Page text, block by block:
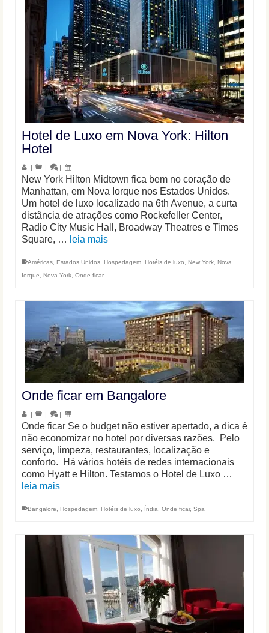
Hotel de Luxo em Nova York: Hilton
Hotel
| | |
New York Hilton Midtown fica bem no coração de
Manhattan, em Nova Iorque nos Estados Unidos.
Um hotel de luxo localizado na 6th Avenue, a curta
distância de atrações como Rockefeller Center,
Radio City Music Hall, Broadway Theatres e Times
Square, … leia mais
Américas Estados Unidos Hospedagem Hotéis de luxo New York Nova
Iorque
Nova York Onde ficar
Onde ficar em Bangalore
| | |
Onde ficar Se o budget não estiver apertado, a dica é
não economizar no hotel por diversas razões. Pelo
serviço, limpeza, restaurantes, localização e
conforto. Há vários hotéis de redes internacionais
como Hyatt e Hilton. Testamos o Hotel de Luxo …
leia mais
Bangalore Hospedagem Hotéis de luxo Índia Onde ficar, Spa